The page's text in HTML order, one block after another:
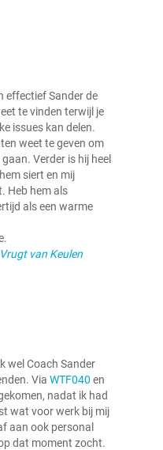
effectief Sander de
te vinden terwijl je
issues kan delen.
weet te geven om
Verder is hij heel
siert en mij
Heb hem als
als een warme
van Keulen
wel Coach Sander
Via WTF040 en
nadat ik had
wat voor werk bij mij
aan ook personal
dat moment zocht.